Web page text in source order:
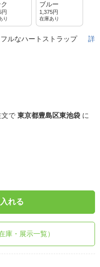
円
り
ブルー
1,375円
在庫あり
フルなハートストラップ 詳
文で 東京都豊島区東池袋 に
れる
庫・展示一覧）